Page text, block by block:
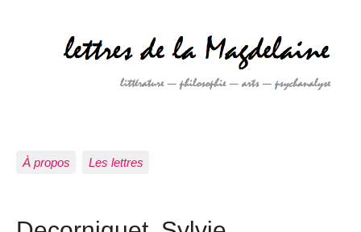
À propos Les lettres